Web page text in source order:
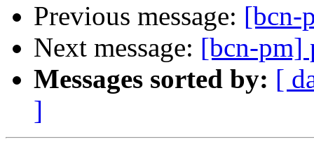
Previous message: [bcn-
Next message: [bcn-pm]
Messages sorted by: [
]